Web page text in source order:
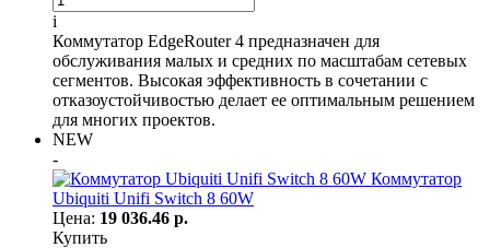
i
Коммутатор EdgeRouter 4 предназначен для
обслуживания малых и средних по масштабам сетевых
сегментов. Высокая эффективность в сочетании с
отказоустойчивостью делает ее оптимальным решением
для многих проектов.
NEW
-
Коммутатор
Ubiquiti Unifi Switch 8 60W
Цена: 19 036.46 р.
Купить